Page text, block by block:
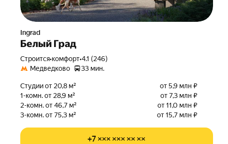
Ingrad
Белый Град
Строится•комфорт•4.1 (246)
Медведково
33 мин.
Студии от 20,8 м²
от 5,9 млн ₽
1-комн. от 28,9 м²
от 7,3 млн ₽
2-комн. от 46,7 м²
от 11,0 млн ₽
3-комн. от 75,3 м²
от 15,7 млн ₽
+7 ××× ××× ×× ××